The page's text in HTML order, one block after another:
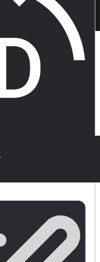
ваших проектов.
персонажей,